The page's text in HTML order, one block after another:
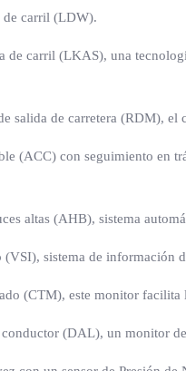
de carril (LDW).
de carril (LKAS), una
salida de carretera (RDM),
(ACC) con seguimiento en
altas (AHB), sistema
sistema de información
(CTM), este monitor facilita
(DAL), un monitor